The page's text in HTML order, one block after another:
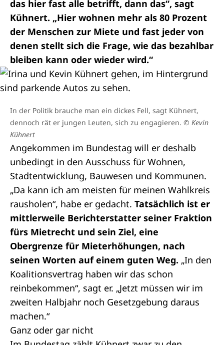
das hier fast alle betrifft, dann das“, sagt
Kühnert. „Hier wohnen mehr als 80 Prozent
der Menschen zur Miete und fast jeder von
denen stellt sich die Frage, wie das bezahlbar
bleiben kann oder wieder wird.“
In der Politik brauche man ein dickes Fell, sagt Kühnert,
dennoch rät er jungen Leuten, sich zu engagieren. © Kevin
Kühnert
Angekommen im Bundestag will er deshalb
unbedingt in den Ausschuss für Wohnen,
Stadtentwicklung, Bauwesen und Kommunen.
„Da kann ich am meisten für meinen Wahlkreis
rausholen“, habe er gedacht. Tatsächlich ist er
mittlerweile Berichterstatter seiner Fraktion
fürs Mietrecht und sein Ziel, eine
Obergrenze für Mieterhöhungen, nach
seinen Worten auf einem guten Weg. „In den
Koalitionsvertrag haben wir das schon
reinbekommen“, sagt er. „Jetzt müssen wir im
zweiten Halbjahr noch Gesetzgebung daraus
machen.“
Ganz oder gar nicht